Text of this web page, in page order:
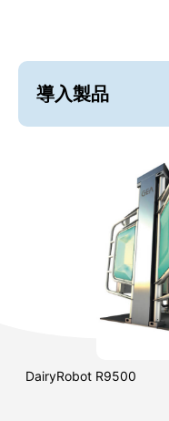
導入製品
DairyRobot R9500